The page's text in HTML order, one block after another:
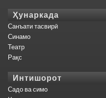
Ҳунаркада
Санъати тасвирӣ
Синамо
Театр
Рақс
Интишорот
Садо ва симо